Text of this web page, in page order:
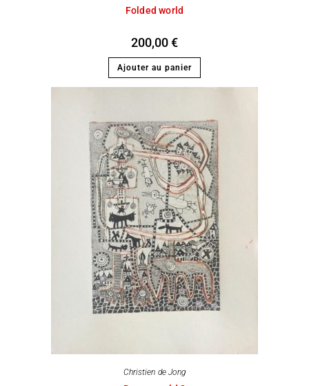
Folded world
200,00€
Ajouter au panier
Christien de Jong